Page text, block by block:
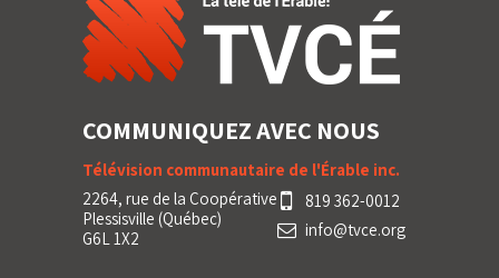
COMMUNIQUEZ AVEC NOUS
Télévision communautaire de l'Érable inc.
2264, rue de la Coopérative
Plessisville (Québec)
G6L 1X2
819 362-0012
info@tvce.org